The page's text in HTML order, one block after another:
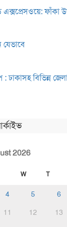
এক্সপ্রেসওয়ে: ফাঁকা
: ঢাকাসহ বিভিন্ন
2026
W T
4 5 6
11 12 13